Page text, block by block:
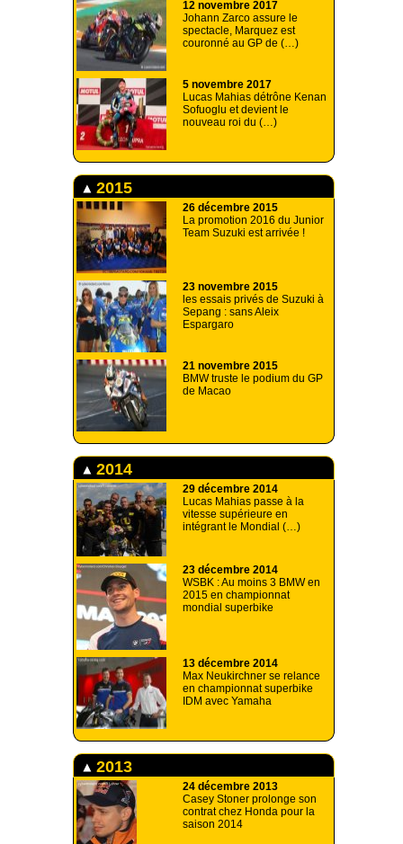
12 novembre 2017
Johann Zarco assure le
spectacle, Marquez est
couronné au GP de (…)
5 novembre 2017
Lucas Mahias détrône Kenan
Sofuoglu et devient le
nouveau roi du (…)
2015
26 décembre 2015
La promotion 2016 du Junior
Team Suzuki est arrivée !
23 novembre 2015
les essais privés de Suzuki à
Sepang : sans Aleix
Espargaro
21 novembre 2015
BMW truste le podium du GP
de Macao
2014
29 décembre 2014
Lucas Mahias passe à la
vitesse supérieure en
intégrant le Mondial (…)
23 décembre 2014
WSBK : Au moins 3 BMW en
2015 en championnat
mondial superbike
13 décembre 2014
Max Neukirchner se relance
en championnat superbike
IDM avec Yamaha
2013
24 décembre 2013
Casey Stoner prolonge son
contrat chez Honda pour la
saison 2014